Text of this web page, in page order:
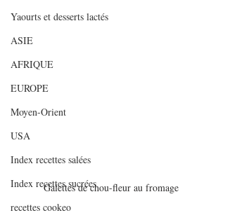
Yaourts et desserts lactés
ASIE
AFRIQUE
EUROPE
Moyen-Orient
USA
Index recettes salées
Index recettes sucrées
recettes cookeo
Galettes de chou-fleur au fromage